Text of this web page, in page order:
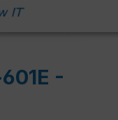
-